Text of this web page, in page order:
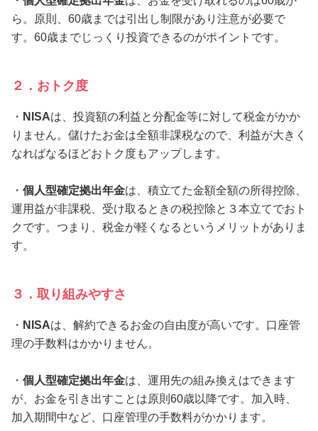
ら。原則、60歳までは引出し制限があり注意が必要で
す。60歳までじっくり投資できるのがポイントです。
２．おトク度
・ NISAは、投資額の利益と分配金等に対して税金がかか
りません。儲けたお金は全額非課税なので、利益が大きく
なればなるほどおトク度もアップします。
・ 個人型確定拠出年金は、積立てた金額全額の所得控除、
運用益が非課税、受け取るときの税控除と３本立てでおト
クです。つまり、税金が軽くなるというメリットがありま
す。
３．取り組みやすさ
・ NISAは、解約できるお金の自由度が高いです。口座管
理の手数料はかかりません。
・ 個人型確定拠出年金は、運用先の組み換えはできます
が、お金を引き出すことは原則60歳以降です。加入時、
加入期間中など、口座管理の手数料がかかります。